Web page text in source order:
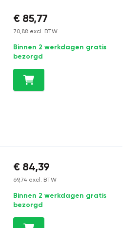
€ 85,77
70,88 excl. BTW
Binnen 2 werkdagen gratis
bezorgd
€ 84,39
69,74 excl. BTW
Binnen 2 werkdagen gratis
bezorgd